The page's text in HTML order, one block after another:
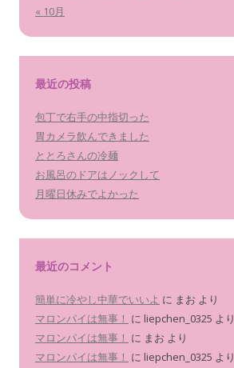
« 10月
最近の投稿
包丁で右手の中指切った
胃カメラ飲んできました
ととろさんの冷麺
お風呂のドアはノックして
月曜日休みでよかった
最近のコメント
簡単に冷やし中華でいいよ に まお より
マロンパイは無事！ に liepchen_0325 より
マロンパイは無事！ に まお より
マロンパイは無事！ に liepchen_0325 より